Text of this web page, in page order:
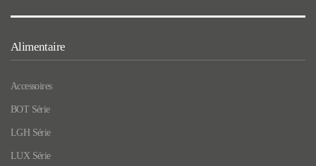
Alimentaire
Accessoires
BOT Série
LGH Série
LUX Série